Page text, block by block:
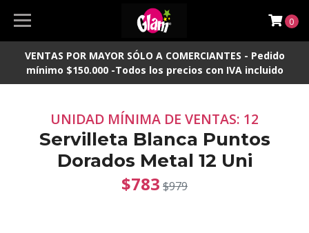
VENTAS POR MAYOR SÓLO A COMERCIANTES - Pedido
mínimo $150.000 -Todos los precios con IVA incluido
0
UNIDAD MÍNIMA DE VENTAS: 12
Servilleta Blanca Puntos
Dorados Metal 12 Uni
$783 $979